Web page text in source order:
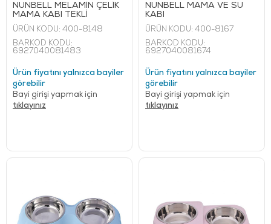
NUNBELL MELAMİN ÇELİK
MAMA KABI TEKLİ
ÜRÜN KODU: 400-8148
BARKOD KODU:
6927040081483
Ürün fiyatını yalnızca bayiler
görebilir
Bayi girişi yapmak için
tıklayınız
NUNBELL MAMA VE SU
KABI
ÜRÜN KODU: 400-8167
BARKOD KODU:
6927040081674
Ürün fiyatını yalnızca bayiler
görebilir
Bayi girişi yapmak için
tıklayınız